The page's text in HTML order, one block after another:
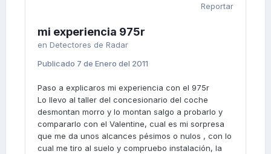
Reportar
mi experiencia 975r
en Detectores de Radar
Publicado 7 de Enero del 2011
Paso a explicaros mi experiencia con el 975r
Lo llevo al taller del concesionario del coche
desmontan morro y lo montan salgo a probarlo y
compararlo con el Valentine, cual es mi sorpresa
que me da unos alcances pésimos o nulos , con lo
cual me tiro al suelo y compruebo instalación, la